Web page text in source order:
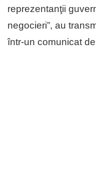
reprezentanţii
negocieri”, au
într-un comunicat